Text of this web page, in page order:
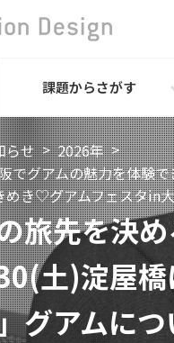
課題からさがす
らせ
2026年
でグアムの魅力を体験
めき♡グアムフェスタin
旅先を決
土)淀屋橋
グアムに